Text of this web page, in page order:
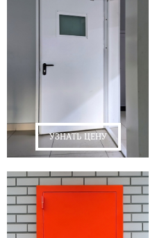
УЗНАТЬ ЦЕНУ